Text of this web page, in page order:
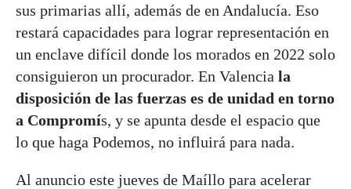
sus primarias allí, además de en Andalucía. Eso
restará capacidades para lograr representación en
un enclave difícil donde los morados en 2022 solo
consiguieron un procurador. En Valencia la
disposición de las fuerzas es de unidad en torno
a Compromís, y se apunta desde el espacio que
lo que haga Podemos, no influirá para nada.
Al anuncio este jueves de Maíllo para acelerar